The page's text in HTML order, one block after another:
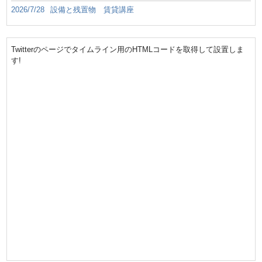
2026/7/28 設備と残置物 賃貸講座
Twitterのページでタイムライン用のHTMLコードを取得して設置しま
す!